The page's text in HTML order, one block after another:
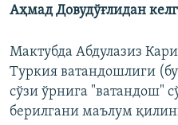
Аҳмад Довудўғлидан
Мактубда Абдулазиз
Туркия ватандошлиги
сўзи ўрнига "ватандош"
берилгани маълум